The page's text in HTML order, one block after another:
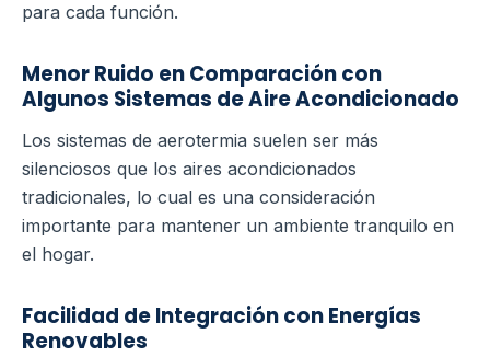
para cada función.
Menor Ruido en Comparación con
Algunos Sistemas de Aire Acondicionado
Los sistemas de aerotermia suelen ser más
silenciosos que los aires acondicionados
tradicionales, lo cual es una consideración
importante para mantener un ambiente tranquilo en
el hogar.
Facilidad de Integración con Energías
Renovables